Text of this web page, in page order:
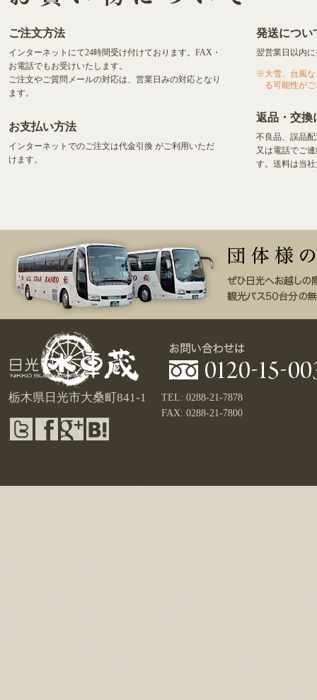
ご注文方法
インターネットにて24時間受け付けております。FAX・
お電話でもお受けいたします。
ご注文やご質問メールの対応は、営業日みの対応となり
ます。
お支払い方法
インターネットでのご注文は代金引換 がご利用いただ
けます。
発送につい
翌営業日以内
大雪、台風
る可能性が
返品・交換
不良品、誤品
又は電話でご
す。送料は当
栃木県日光市大桑町841-1
TEL: 0288-21-7878
FAX: 0288-21-7800